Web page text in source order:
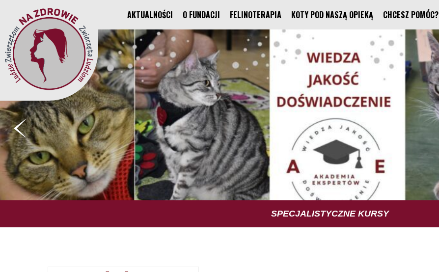
AKTUALNOŚCI O FUNDACJI FELINOTERAPIA KOTY POD NASZĄ OPIEKĄ CHCESZ POMÓC?
TUS TRENING UMIEJĘTNOŚCI SPOŁECZNYCH
SPECJALISTYCZNE KURSY
FUNDACJA
FELINOTERAPIA